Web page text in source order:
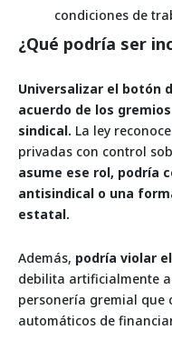
condiciones de
¿Qué podría ser
Universalizar el botón
acuerdo de los
sindical. La ley
privadas con control
asume ese rol, podría
antisindical o una
estatal.
Además, podría violar
debilita artificialmente
personería gremial que
automáticos de